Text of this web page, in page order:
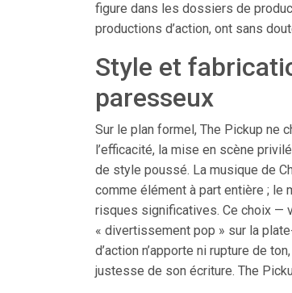
figure dans les dossiers de
productions d’action, ont sans
Style et
paresseux
Sur le plan formel, The Pickup ne
l’efficacité, la mise en scène
de style poussé. La musique de
comme élément à part entière ; le
risques significatives. Ce choix —
« divertissement pop » sur la
d’action n’apporte ni rupture de
justesse de son écriture. The